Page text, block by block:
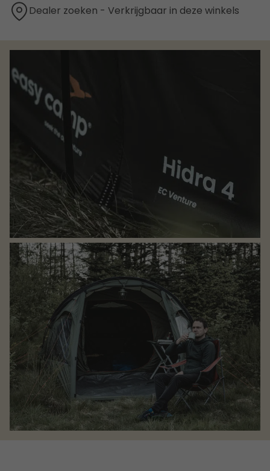
Dealer zoeken - Verkrijgbaar in deze winkels